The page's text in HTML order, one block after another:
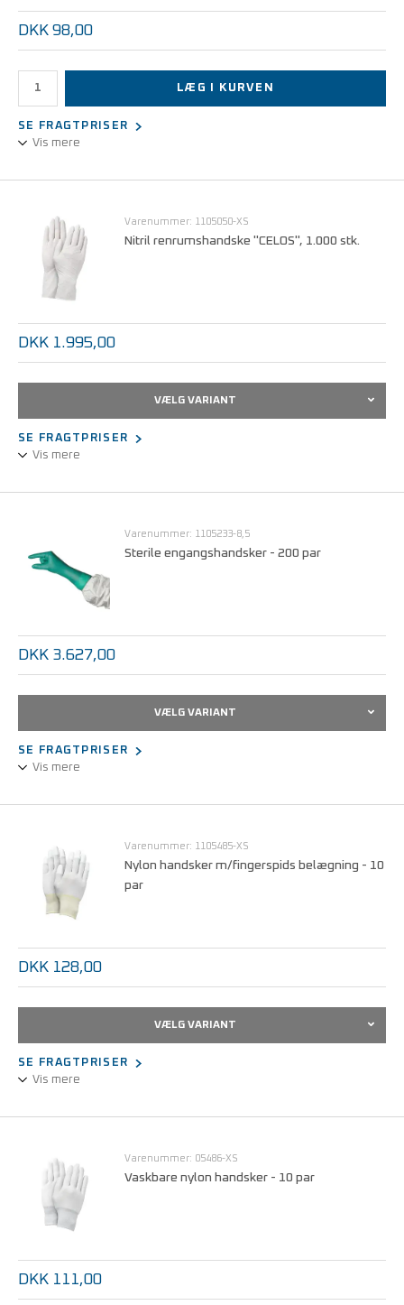
DKK 98,00
LÆG I KURVEN
SE FRAGTPRISER
Vis mere
Varenummer: 1105050-XS
Nitril renrumshandske "CELOS", 1.000 stk.
DKK 1.995,00
VÆLG VARIANT
SE FRAGTPRISER
Vis mere
Varenummer: 1105233-8,5
Sterile engangshandsker - 200 par
DKK 3.627,00
VÆLG VARIANT
SE FRAGTPRISER
Vis mere
Varenummer: 1105485-XS
Nylon handsker m/fingerspids belægning - 10
par
DKK 128,00
VÆLG VARIANT
SE FRAGTPRISER
Vis mere
Varenummer: 05486-XS
Vaskbare nylon handsker - 10 par
DKK 111,00